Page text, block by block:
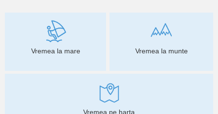
Vremea la mare Vremea la munte
Vremea pe harta